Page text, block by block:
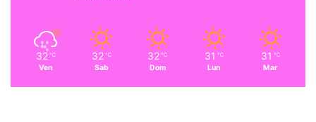
32 ℃
Ven
32 ℃
Sab
32 ℃
Dom
31 ℃
Lun
31 ℃
Mar